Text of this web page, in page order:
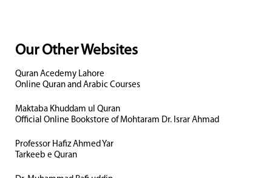
Our Other Websites
Quran Acedemy Lahore
Online Quran and Arabic Courses
Maktaba Khuddam ul Quran
Official Online Bookstore of Mohtaram Dr. Israr Ahmad
Professor Hafiz Ahmed Yar
Tarkeeb e Quran